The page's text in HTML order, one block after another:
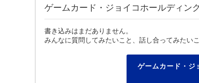
ゲームカード・ジョイコホールディン
書き込みはまだありません。
みんなに質問してみたいこと、話し合ってみたい
ゲームカード・ジ